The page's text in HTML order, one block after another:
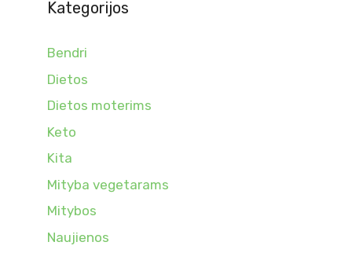
Kategorijos
Bendri
Dietos
Dietos moterims
Keto
Kita
Mityba vegetarams
Mitybos
Naujienos